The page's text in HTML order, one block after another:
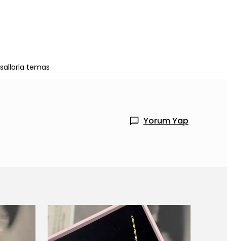
temas
Yorum Yap